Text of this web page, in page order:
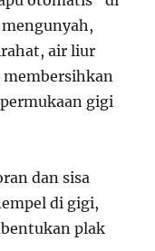
air liur
gigi
dan sisa
di gigi,
plak